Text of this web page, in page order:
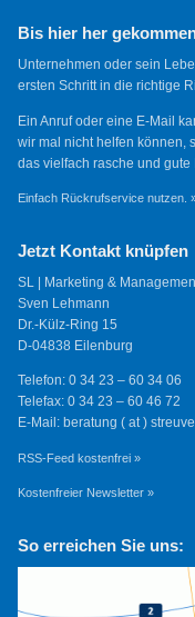
Bis hier her
Unternehmen oder sein
ersten Schritt in die richtige
Ein Anruf oder eine E-Mail
wir mal nicht helfen können,
das vielfach rasche und
Einfach Rückrufservice nutzen.
Jetzt Kontakt knüpfen
SL | Marketing &
Sven Lehmann
Dr.-Külz-Ring 15
D-04838 Eilenburg
Telefon: 0 34 23 – 60 34 06
Telefax: 0 34 23 – 60 46 72
E-Mail: beratung ( at )
RSS-Feed kostenfrei »
Kostenfreier Newsletter »
So erreichen Sie uns: